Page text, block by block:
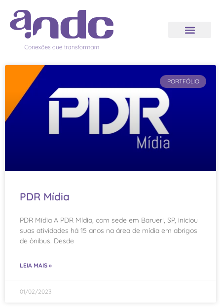
PORTFÓLIO
PDR Mídia
PDR Mídia A PDR Mídia, com sede em Barueri, SP, iniciou
suas atividades há 15 anos na área de mídia em abrigos
de ônibus. Desde
LEIA MAIS »
01/02/2023